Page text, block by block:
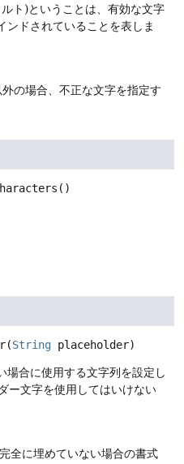
ト)ということは、有効な文字
ンドされていることを表しま
の場合、不正な文字を指定す
()
(String placeholder)
場合に使用する文字列を設定し
ー文字を使用してはいけない
全に埋めていない場合の書式